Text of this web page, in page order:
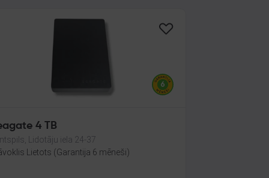
4 TB
Lidotāju iela 24-37
Lietots (Garantija 6 mēneši)